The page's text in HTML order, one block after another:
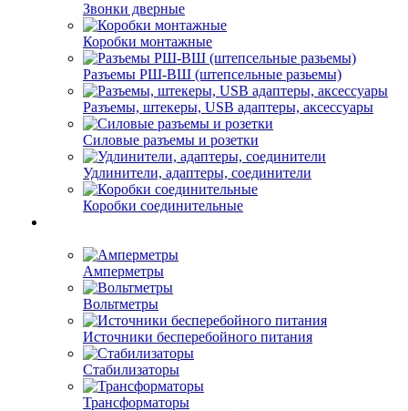
Звонки дверные
Коробки монтажные
Разъемы РШ-ВШ (штепсельные разьемы)
Разъемы, штекеры, USB адаптеры, аксессуары
Силовые разъемы и розетки
Удлинители, адаптеры, соединители
Коробки соединительные
Амперметры
Вольтметры
Источники бесперебойного питания
Стабилизаторы
Трансформаторы